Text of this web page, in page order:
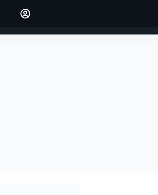
INICIAR SESIÓN